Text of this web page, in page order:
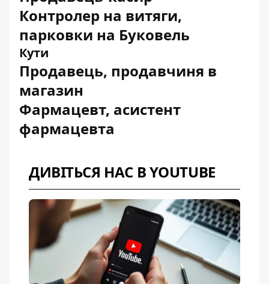
Контролер на витяги,
парковки на Буковель
Кути
Продавець, продавчиня в
магазин
Фармацевт, асистент
фармацевта
ДИВІТЬСЯ НАС В YOUTUBE